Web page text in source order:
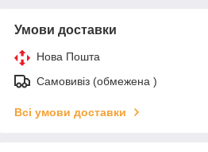
Умови доставки
Нова Пошта
Самовивіз (обмежена )
Всі умови доставки